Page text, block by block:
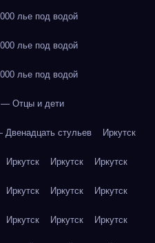
лье под водой
лье под водой
лье под водой
— Отцы и дети
стульев Иркутск
Иркутск Иркутск Иркутск
Иркутск Иркутск Иркутск
Иркутск Иркутск Иркутск